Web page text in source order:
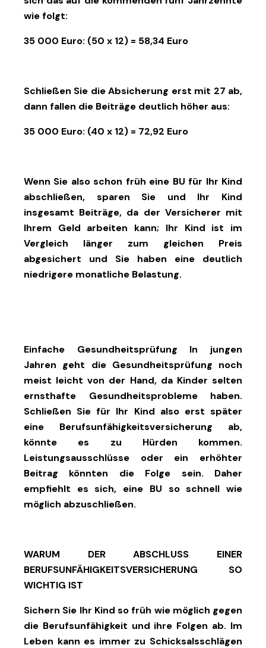
wie folgt:
35 000 Euro: (50 x 12) = 58,34 Euro
Schließen Sie die Absicherung erst mit 27 ab,
dann fallen die Beiträge deutlich höher aus:
35 000 Euro: (40 x 12) = 72,92 Euro
Wenn Sie also schon früh eine BU für Ihr Kind
abschließen, sparen Sie und Ihr Kind
insgesamt Beiträge, da der Versicherer mit
Ihrem Geld arbeiten kann; Ihr Kind ist im
Vergleich länger zum gleichen Preis
abgesichert und Sie haben eine deutlich
niedrigere monatliche Belastung.
Einfache Gesundheitsprüfung In jungen
Jahren geht die Gesundheitsprüfung noch
meist leicht von der Hand, da Kinder selten
ernsthafte Gesundheitsprobleme haben.
Schließen Sie für Ihr Kind also erst später
eine Berufsunfähigkeitsversicherung ab,
könnte es zu Hürden kommen.
Leistungsausschlüsse oder ein erhöhter
Beitrag könnten die Folge sein. Daher
empfiehlt es sich, eine BU so schnell wie
möglich abzuschließen.
WARUM DER ABSCHLUSS EINER
BERUFSUNFÄHIGKEITSVERSICHERUNG SO
WICHTIG IST
Sichern Sie Ihr Kind so früh wie möglich gegen
die Berufsunfähigkeit und ihre Folgen ab. Im
Leben kann es immer zu Schicksalsschlägen